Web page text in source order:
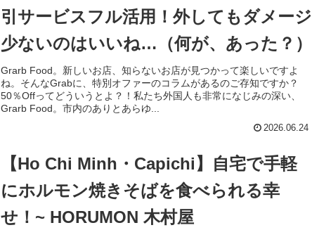
引サービスフル活用！外してもダメージ
少ないのはいいね…（何が、あった？）
Grarb Food。新しいお店、知らないお店が見つかって楽しいですよ
ね。そんなGrabに、特別オファーのコラムがあるのご存知ですか？
50％Offってどういうとよ？！私たち外国人も非常になじみの深い、
Grarb Food。市内のありとあらゆ...
2026.06.24
【Ho Chi Minh・Capichi】自宅で手軽
にホルモン焼きそばを食べられる幸
せ！~ HORUMON 木村屋